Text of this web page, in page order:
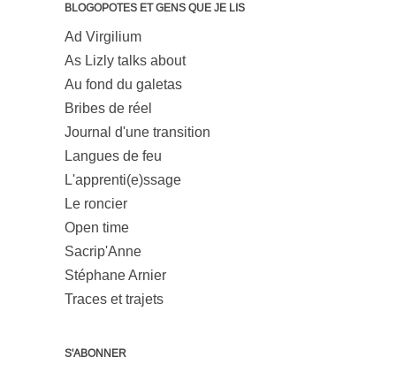
BLOGOPOTES ET GENS QUE JE LIS
Ad Virgilium
As Lizly talks about
Au fond du galetas
Bribes de réel
Journal d'une transition
Langues de feu
L'apprenti(e)ssage
Le roncier
Open time
Sacrip'Anne
Stéphane Arnier
Traces et trajets
S'ABONNER